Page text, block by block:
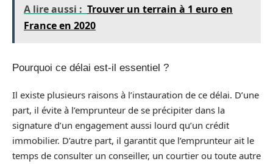
A lire aussi : Trouver un terrain à 1 euro en
France en 2020
Pourquoi ce délai est-il essentiel ?
Il existe plusieurs raisons à l’instauration de ce délai. D’une
part, il évite à l’emprunteur de se précipiter dans la
signature d’un engagement aussi lourd qu’un crédit
immobilier. D’autre part, il garantit que l’emprunteur ait le
temps de consulter un conseiller, un courtier ou toute autre